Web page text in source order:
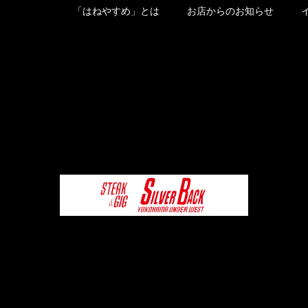
「はねやすめ」とは お店からのお知らせ